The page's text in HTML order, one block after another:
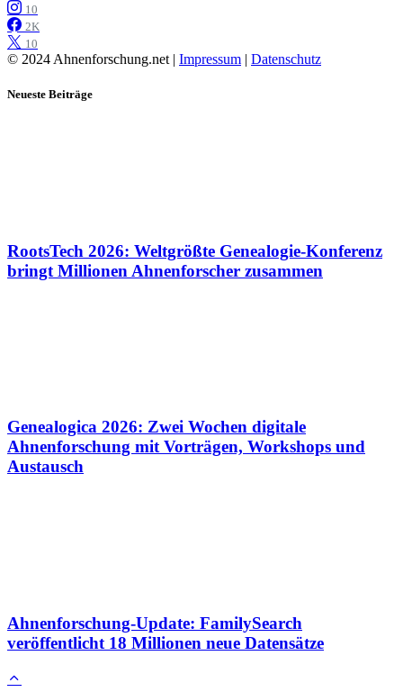
10
2K
10
© 2024 Ahnenforschung.net | Impressum | Datenschutz
Neueste Beiträge
RootsTech 2026: Weltgrößte Genealogie-Konferenz
bringt Millionen Ahnenforscher zusammen
Genealogica 2026: Zwei Wochen digitale
Ahnenforschung mit Vorträgen, Workshops und
Austausch
Ahnenforschung-Update: FamilySearch
veröffentlicht 18 Millionen neue Datensätze